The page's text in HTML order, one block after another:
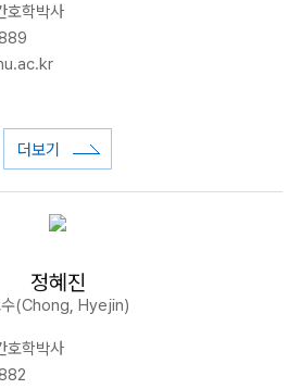
호학박사
더보기
정혜진
수(Chong, Hyejin)
호학박사